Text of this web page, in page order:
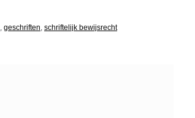
, geschriften, schriftelijk bewijsrecht